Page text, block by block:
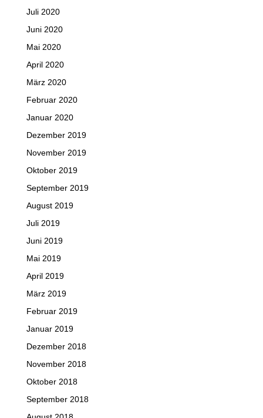
Juli 2020
Juni 2020
Mai 2020
April 2020
März 2020
Februar 2020
Januar 2020
Dezember 2019
November 2019
Oktober 2019
September 2019
August 2019
Juli 2019
Juni 2019
Mai 2019
April 2019
März 2019
Februar 2019
Januar 2019
Dezember 2018
November 2018
Oktober 2018
September 2018